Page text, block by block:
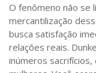
O fenômeno não se
mercantilização
busca satisfação
relações reais.
inúmeros sacrifícios,